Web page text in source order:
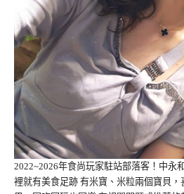
2022~2026年食尚玩家駐站部落客！中永
裡就有美食足跡 有米寶、米粒兩個寶貝